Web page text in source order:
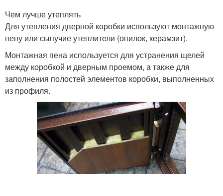
Материал на балкон
Материал для
поверхности
Ваты для утепления
Теплоизоляционные
Технологии для
утепления
Утепление с
использованием
Чем лучше утеплять
Для утепления дверной коробки используют монтажную
пену или сыпучие утеплители (опилок, керамзит).
Монтажная пена используется для устранения щелей
между коробкой и дверным проемом, а также для
заполнения полостей элементов коробки, выполненных
из профиля.